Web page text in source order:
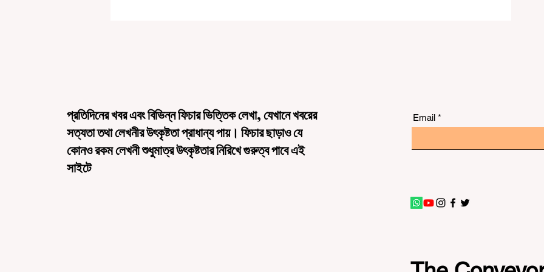
প্রতিদিনের খবর এবং বিভিন্ন ফিচার ভিত্তিক লেখা, যেখানে খবরের
সত্যতা তথা লেখনীর উৎকৃষ্টতা প্রাধান্য পায়। ফিচার ছাড়াও যে
কোনও রকম লেখনী শুধুমাত্র উৎকৃষ্টতার নিরিখে গুরুত্ব পাবে এই
সাইটে
Email